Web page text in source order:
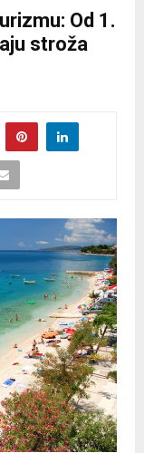
Od 1.
stroža